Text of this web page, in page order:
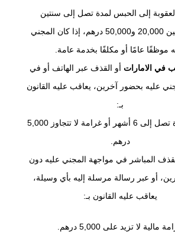
إلى الحبس لمدة تصل إلى سنتين
والغرامة بين 20,000 و50,000 درهم، إذا كان المجني
موظفًا عامًا أو مكلفًا بخدمة عامة.
في الامارات أو القذف عبر الهاتف أو في
عليه بحضور آخرين، يعاقب عليه القانون
بـ:
الحبس لمدة تصل إلى 6 أشهر أو غرامة لا تتجاوز 5,000
درهم.
المباشر في مواجهة المجني عليه دون
أو عبر رسالة مرسلة إليه بأي وسيلة،
يعاقب عليه القانون بـ:
مالية لا تزيد على 5,000 درهم.